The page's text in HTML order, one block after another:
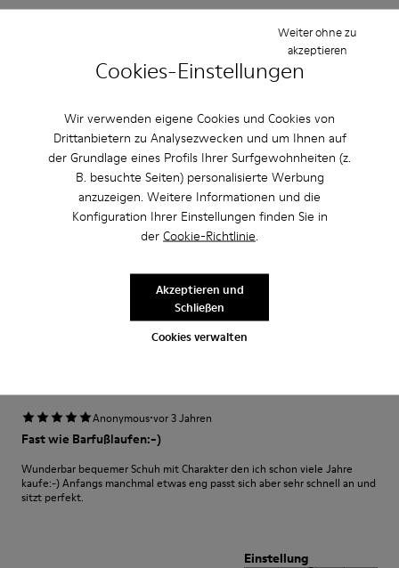
Cookies-Einstellungen
Wir verwenden eigene Cookies und Cookies von
Drittanbietern zu Analysezwecken und um Ihnen auf
der Grundlage eines Profils Ihrer Surfgewohnheiten (z.
B. besuchte Seiten) personalisierte Werbung
anzuzeigen. Weitere Informationen und die
Konfiguration Ihrer Einstellungen finden Sie in
der Cookie-Richtlinie.
Cookies verwalten
Weiter ohne zu
akzeptieren
Akzeptieren und
Schließen
Einstellung
Breite
Anonymous·vor 3 Jahren
Excelente
Muy comodo excelente compra me gusto
Klein
Breite
Anonymous·vor 3 Jahren
Fast wie Barfußlaufen:-)
Wunderbar bequemer Schuh mit Charakter den ich schon viele Jahre
kaufe:-) Anfangs manchmal etwas eng passt sich aber sehr schnell an und
sitzt perfekt.
Einstellung